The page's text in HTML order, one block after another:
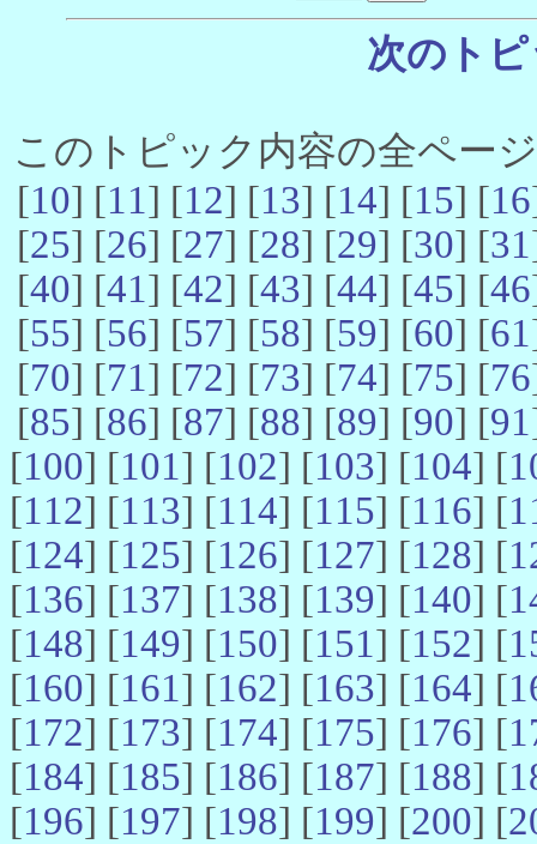
次のト
このトピック内容の全ペー
[10] [11] [12] [13] [14] [15] [16
[25] [26] [27] [28] [29] [30] [31
[40] [41] [42] [43] [44] [45] [46
[55] [56] [57] [58] [59] [60] [61
[70] [71] [72] [73] [74] [75] [76
[85] [86] [87] [88] [89] [90] [91
[100] [101] [102] [103] [104] [
[112] [113] [114] [115] [116] [
[124] [125] [126] [127] [128] [
[136] [137] [138] [139] [140] [
[148] [149] [150] [151] [152] [
[160] [161] [162] [163] [164] [
[172] [173] [174] [175] [176] [
[184] [185] [186] [187] [188] [
[196] [197] [198] [199] [200] [